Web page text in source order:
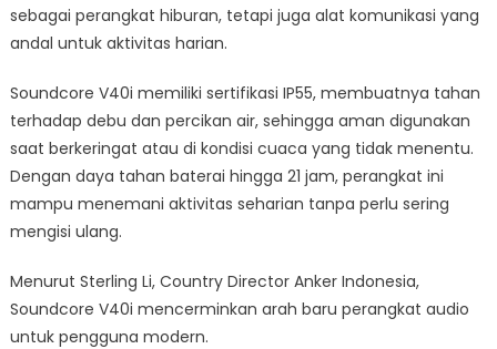
sebagai perangkat hiburan, tetapi juga alat komunikasi yang
andal untuk aktivitas harian.
Soundcore V40i memiliki sertifikasi IP55, membuatnya tahan
terhadap debu dan percikan air, sehingga aman digunakan
saat berkeringat atau di kondisi cuaca yang tidak menentu.
Dengan daya tahan baterai hingga 21 jam, perangkat ini
mampu menemani aktivitas seharian tanpa perlu sering
mengisi ulang.
Menurut Sterling Li, Country Director Anker Indonesia,
Soundcore V40i mencerminkan arah baru perangkat audio
untuk pengguna modern.